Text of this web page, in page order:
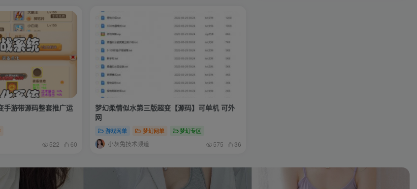
手游带源码整套推广运
522 60
梦幻柔情似水第三版超变【源码】可单机 可外
网
游戏网单 梦幻网单 梦幻专区
小灰兔技术频道 575 36